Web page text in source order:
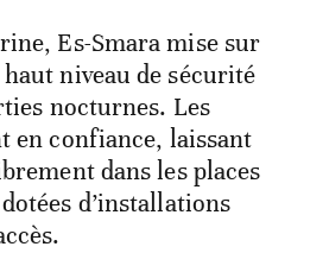
Es-Smara mise sur
niveau de sécurité
nocturnes. Les
en confiance, laissant
dans les places
d’installations